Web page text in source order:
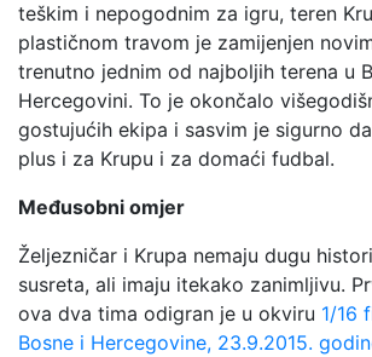
teškim i nepogodnim za igru, teren
plastičnom travom je zamijenjen
trenutno jednim od najboljih terena u
Hercegovini. To je okončalo
gostujućih ekipa i sasvim je sigurno
plus i za Krupu i za domaći fudbal.
Međusobni omjer
Željezničar i Krupa nemaju dugu
susreta, ali imaju itekako zanimljivu.
ova dva tima odigran je u okviru 1/16
Bosne i Hercegovine, 23.9.2015.